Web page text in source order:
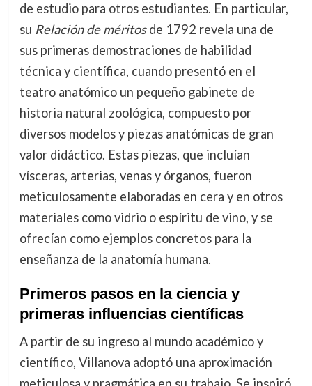
de estudio para otros estudiantes. En particular,
su Relación de méritosde 1792 revela una de
sus primeras demostraciones de habilidad
técnica y científica, cuando presentó en el
teatro anatómico un pequeño gabinete de
historia natural zoológica, compuesto por
diversos modelos y piezas anatómicas de gran
valor didáctico. Estas piezas, que incluían
vísceras, arterias, venas y órganos, fueron
meticulosamente elaboradas en cera y en otros
materiales como vidrio o espíritu de vino, y se
ofrecían como ejemplos concretos para la
enseñanza de la anatomía humana.
Primeros pasos en la ciencia y
primeras influencias científicas
A partir de su ingreso al mundo académico y
científico, Villanova adoptó una aproximación